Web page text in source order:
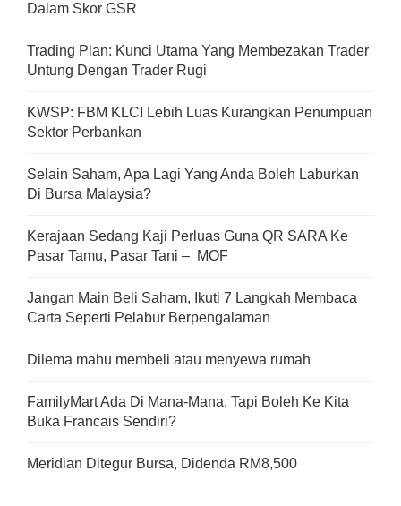
Dalam Skor GSR
Trading Plan: Kunci Utama Yang Membezakan Trader
Untung Dengan Trader Rugi
KWSP: FBM KLCI Lebih Luas Kurangkan Penumpuan
Sektor Perbankan
Selain Saham, Apa Lagi Yang Anda Boleh Laburkan
Di Bursa Malaysia?
Kerajaan Sedang Kaji Perluas Guna QR SARA Ke
Pasar Tamu, Pasar Tani – MOF
Jangan Main Beli Saham, Ikuti 7 Langkah Membaca
Carta Seperti Pelabur Berpengalaman
Dilema mahu membeli atau menyewa rumah
FamilyMart Ada Di Mana-Mana, Tapi Boleh Ke Kita
Buka Francais Sendiri?
Meridian Ditegur Bursa, Didenda RM8,500